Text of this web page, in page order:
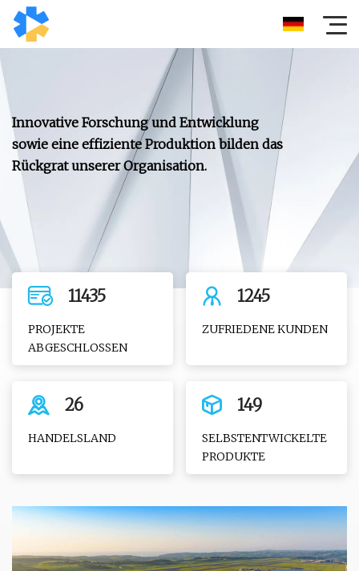
Innovative Forschung und Entwicklung
sowie eine effiziente Produktion bilden das
Rückgrat unserer Organisation.
11435
PROJEKTE
ABGESCHLOSSEN
1245
ZUFRIEDENE KUNDEN
26
HANDELSLAND
149
SELBSTENTWICKELTE
PRODUKTE